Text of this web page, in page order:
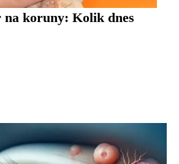
na koruny: Kolik dnes